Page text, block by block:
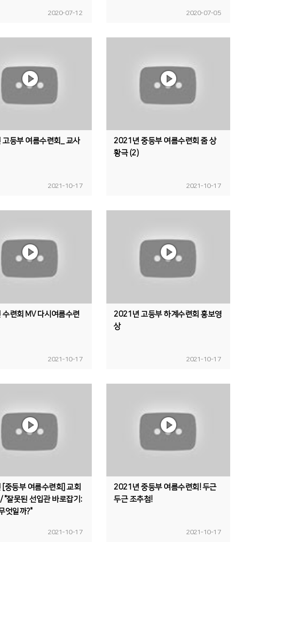
2020-07-12 2020-07-05
등부 여름수련회_ 교사
2021-10-17
2021년 중등부 여름수련회 줌 상
황극 (2)
2021-10-17
련회 MV 다시여름수련
2021-10-17
2021년 고등부 하계수련회 홍보영
상
2021-10-17
중등부 여름수련회] 교회
"잘못된 선입관 바로잡기:
엇일까?"
2021-10-17
2021년 중등부 여름수련회! 두근
두근 조추첨!
2021-10-17